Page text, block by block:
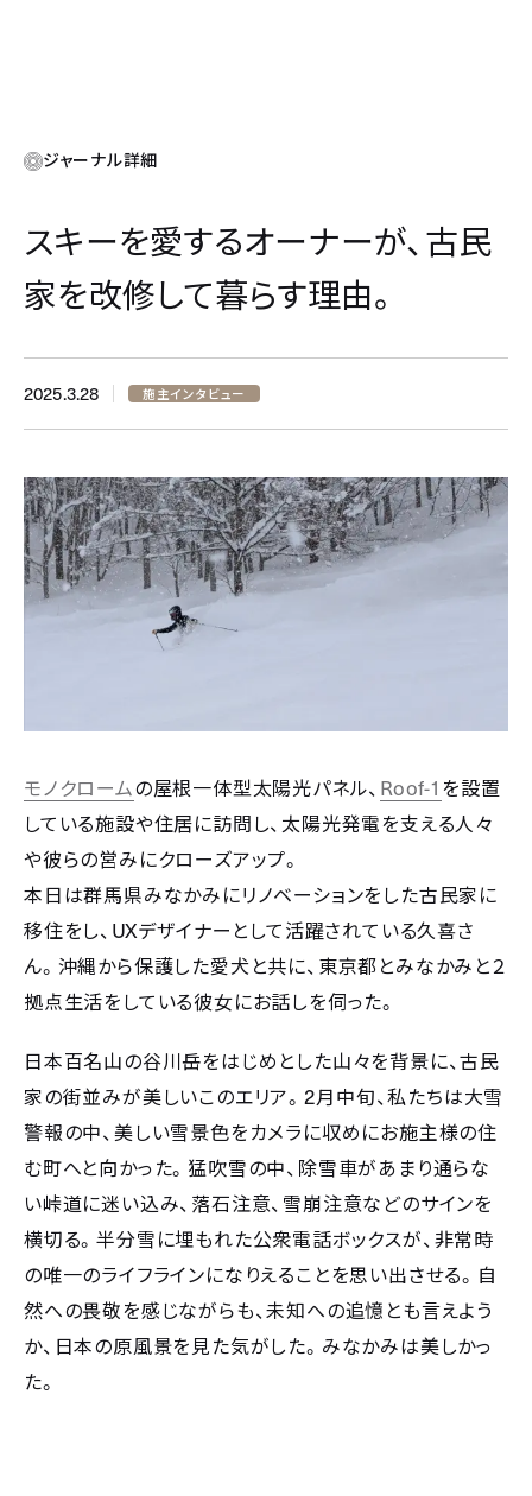
ジャーナル詳細
スキーを愛するオーナーが、古民
家を改修して暮らす理由。
2025.3.28 施主インタビュー
モノクロームの屋根一体型太陽光パネル、 Roof-1 を設置
している施設や住居に訪問し、太陽光発電を支える人々
や彼らの営みにクローズアップ。
本日は群馬県みなかみにリノベーションをした古民家に
移住をし、 UXデザイナーとして活躍されている久喜さ
ん。沖縄から保護した愛犬と共に、東京都とみなかみと２
拠点生活をしている彼女にお話しを伺った。
日本百名山の谷川岳をはじめとした山々を背景に、古民
家の街並みが美しいこのエリア。 2月中旬、私たちは大雪
警報の中、美しい雪景色をカメラに収めにお施主様の住
む町へと向かった。猛吹雪の中、除雪車があまり通らな
い峠道に迷い込み、落石注意、雪崩注意などのサインを
横切る。半分雪に埋もれた公衆電話ボックスが、非常時
の唯一のライフラインになりえることを思い出させる。自
然への畏敬を感じながらも、未知への追憶とも言えよう
か、日本の原風景を見た気がした。みなかみは美しかっ
た。